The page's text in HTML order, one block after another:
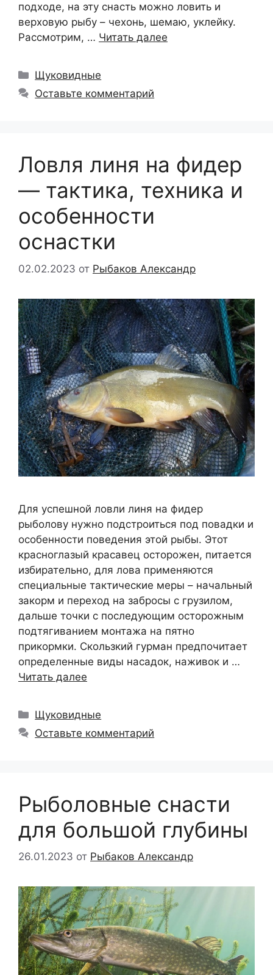
подходе, на эту снасть можно ловить и
верховую рыбу – чехонь, шемаю, уклейку.
Рассмотрим, … Читать далее
Рубрики
Щуковидные
Оставьте комментарий
Ловля линя на фидер
— тактика, техника и
особенности
оснастки
02.02.2023 от Рыбаков Александр
Для успешной ловли линя на фидер
рыболову нужно подстроиться под повадки и
особенности поведения этой рыбы. Этот
красноглазый красавец осторожен, питается
избирательно, для лова применяются
специальные тактические меры – начальный
закорм и переход на забросы с грузилом,
дальше точки с последующим осторожным
подтягиванием монтажа на пятно
прикормки. Скользкий гурман предпочитает
определенные виды насадок, наживок и …
Читать далее
Рубрики
Щуковидные
Оставьте комментарий
Рыболовные снасти
для большой глубины
26.01.2023 от Рыбаков Александр